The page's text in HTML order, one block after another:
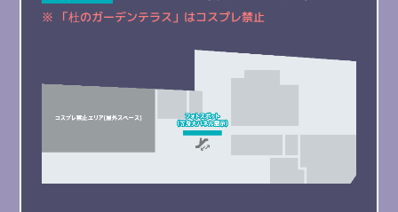
※ 「杜のガーデンテラス」はコスプレ禁止